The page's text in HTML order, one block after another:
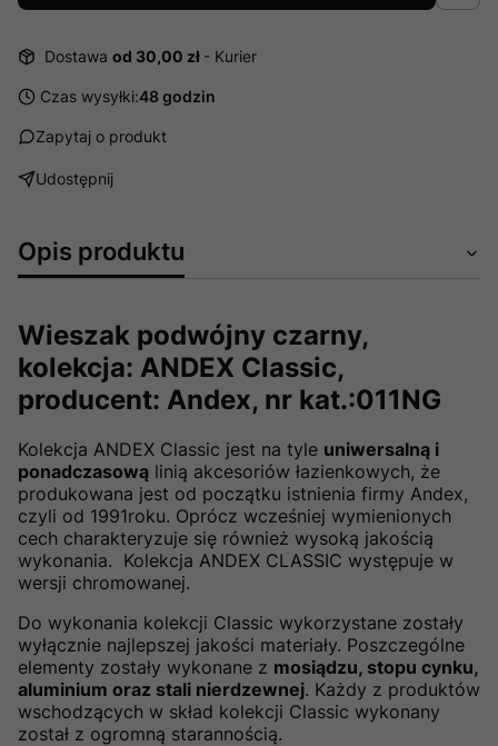
Dostawa od 30,00 zł - Kurier
Czas wysyłki:48 godzin
Zapytaj o produkt
Udostępnij
Opis produktu
Wieszak podwójny czarny,
kolekcja: ANDEX Classic,
producent: Andex, nr kat.:011NG
Kolekcja ANDEX Classic jest na tyle uniwersalną i
ponadczasową linią akcesoriów łazienkowych, że
produkowana jest od początku istnienia firmy Andex,
czyli od 1991roku. Oprócz wcześniej wymienionych
cech charakteryzuje się również wysoką jakością
wykonania. Kolekcja ANDEX CLASSIC występuje w
wersji chromowanej.
Do wykonania kolekcji Classic wykorzystane zostały
wyłącznie najlepszej jakości materiały. Poszczególne
elementy zostały wykonane z mosiądzu, stopu cynku,
aluminium oraz stali nierdzewnej. Każdy z produktów
wschodzących w skład kolekcji Classic wykonany
został z ogromną starannością.